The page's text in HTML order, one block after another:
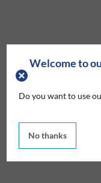
Welcome to
Do you want to use
No thanks